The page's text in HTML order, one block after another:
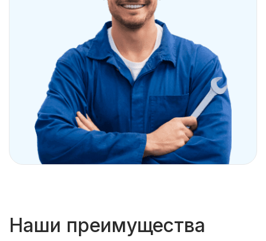
Наши преимущества